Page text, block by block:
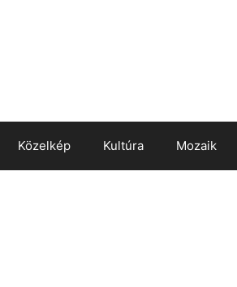
Közelkép Kultúra Mozaik